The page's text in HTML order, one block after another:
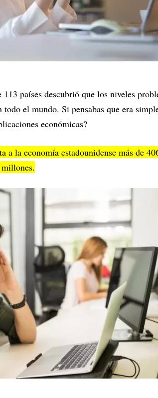
países descubrió que los niveles
el mundo. Si pensabas que era
económicas?
a la economía estadounidense más de